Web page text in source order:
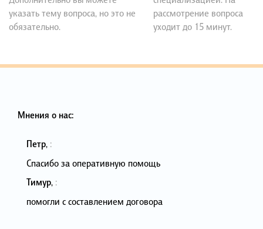
указать тему вопроса, но это не
обязательно.
рассмотрение вопроса
уходит до 15 минут.
Мнения о нас:
Петр, :
Спасибо за оперативную помощь
Тимур, :
помогли с составлением договора